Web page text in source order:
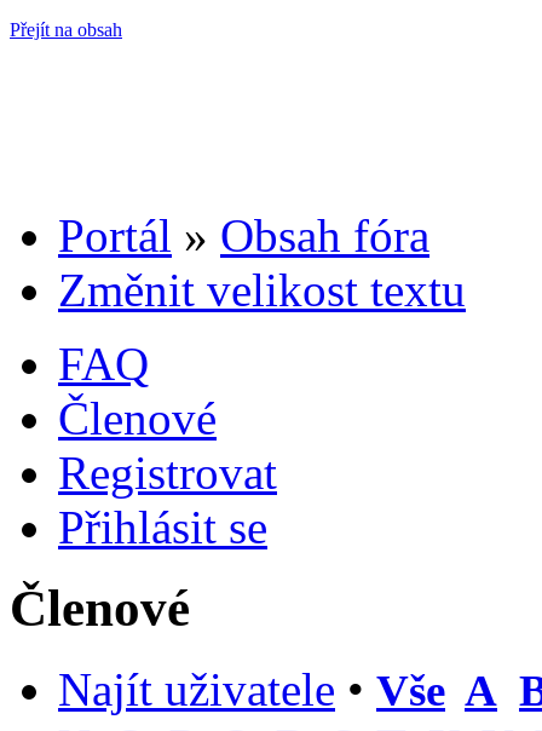
Přejít na obsah
Portál » Obsah fóra
Změnit velikost textu
FAQ
Členové
Registrovat
Přihlásit se
Členové
Najít uživatele • Vše A